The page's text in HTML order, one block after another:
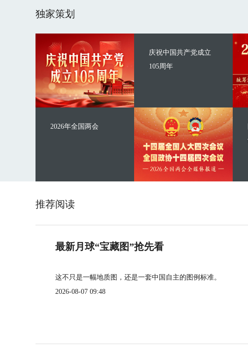
独家策划
庆祝中国共产党成立
105周年
2026年全国两会
推荐阅读
最新月球“宝藏图”抢先看
这不只是一幅地质图，还是一套中国自主的图例标准。
2026-08-07 09:48